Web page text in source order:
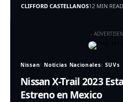
CLIFFORD CASTELLANOS12 MIN READ
-
Nissan Noticias Nacionales SUVs
Nissan X-Trail 2023
Estreno en Mexico